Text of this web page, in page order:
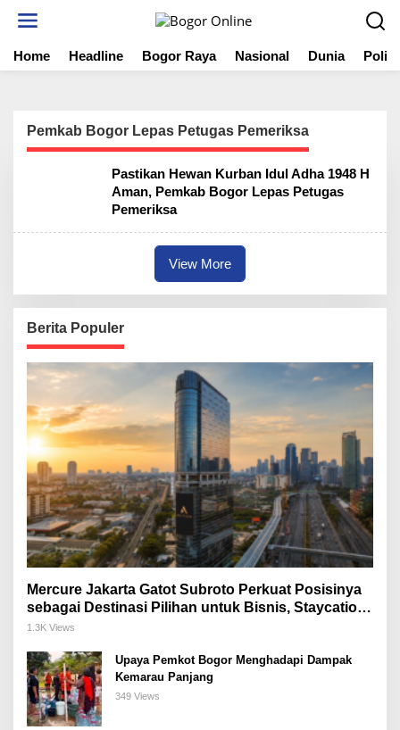
t
Home Headline Bogor Raya Nasional Dunia
Pemkab Bogor Lepas Petugas Pemeriksa
Pastikan Hewan Kurban Idul Adha 1948 H
Aman, Pemkab Bogor Lepas Petugas
Pemeriksa
View More
Berita Populer
Mercure Jakarta Gatot Subroto Perkuat Posisinya
sebagai Destinasi Pilihan untuk Bisnis, Staycation,
Meeting, dan Kuliner di Jakarta Selatan
1.3K Views
Upaya Pemkot Bogor Menghadapi Dampak
Kemarau Panjang
349 Views